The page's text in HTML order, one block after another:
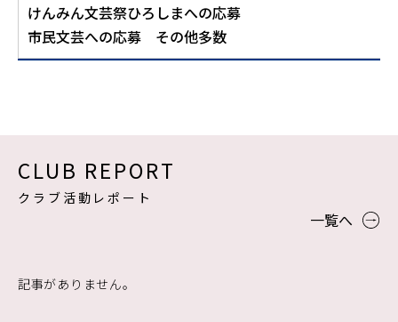
けんみん文芸祭ひろしまへの応募
市民文芸への応募 その他多数
CLUB REPORT
クラブ活動レポート
一覧へ
記事がありません。